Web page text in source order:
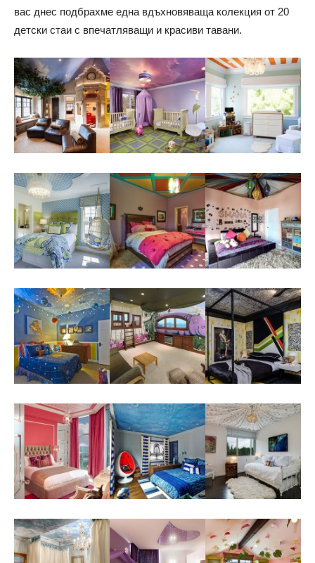
вас днес подбрахме една вдъхновяваща колекция от 20
детски стаи с впечатляващи и красиви тавани.